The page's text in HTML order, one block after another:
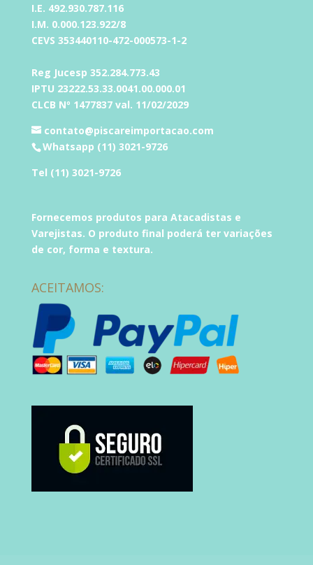
I.E. 492.930.787.116
I.M. 0.000.123.922/8
CEVS 353440110-472-000573-1-2
Reg Jucesp 352.284.773.43
IPTU 23222.53.33.0041.00.000.01
CLCB Nº 1477837 val. 11/02/2029
contato@piscareimportacao.com
Whatsapp (11) 3021-9726
Tel (11) 3021-9726
Fornecemos produtos para Atacadistas e
Varejistas. O produto final poderá ter variações
de cor, forma e textura.
ACEITAMOS: